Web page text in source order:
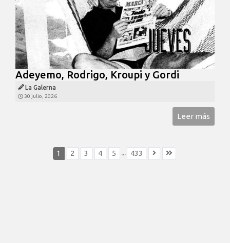
Adeyemo, Rodrigo, Kroupi y Gordi
La Galerna
30 julio, 2026
Leer más
1 2 3 4 5 433